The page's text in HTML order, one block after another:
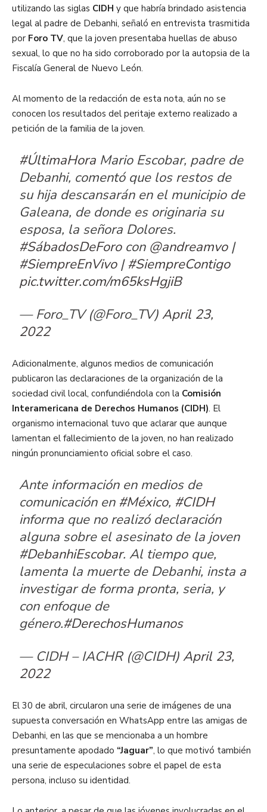
utilizando las siglas CIDH y que habría brindado asistencia
legal al padre de Debanhi, señaló en entrevista trasmitida
por Foro TV, que la joven presentaba huellas de abuso
sexual, lo que no ha sido corroborado por la autopsia de la
Fiscalía General de Nuevo León.
Al momento de la redacción de esta nota, aún no se
conocen los resultados del peritaje externo realizado a
petición de la familia de la joven.
#ÚltimaHora Mario Escobar, padre de
Debanhi, comentó que los restos de
su hija descansarán en el municipio de
Galeana, de donde es originaria su
esposa, la señora Dolores.
#SábadosDeForocon @andreamvo|
#SiempreEnVivo| #SiempreContigo
pic.twitter.com/m65ksHgjiB
— Foro_TV (@Foro_TV)April 23,
2022
Adicionalmente, algunos medios de comunicación
publicaron las declaraciones de la organización de la
sociedad civil local, confundiéndola con la Comisión
Interamericana de Derechos Humanos (CIDH). El
organismo internacional tuvo que aclarar que aunque
lamentan el fallecimiento de la joven, no han realizado
ningún pronunciamiento oficial sobre el caso.
Ante información en medios de
comunicación en #México, #CIDH
informa que no realizó declaración
alguna sobre el asesinato de la joven
#DebanhiEscobar. Al tiempo que,
lamenta la muerte de Debanhi, insta a
investigar de forma pronta, seria, y
con enfoque de
género.#DerechosHumanos
— CIDH – IACHR (@CIDH)April 23,
2022
El 30 de abril, circularon una serie de imágenes de una
supuesta conversación en WhatsApp entre las amigas de
Debanhi, en las que se mencionaba a un hombre
presuntamente apodado “Jaguar”, lo que motivó también
una serie de especulaciones sobre el papel de esta
persona, incluso su identidad.